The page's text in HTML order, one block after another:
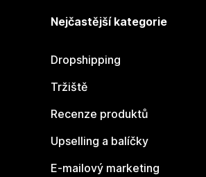
Nejčastější kategorie
Dropshipping
Tržiště
Recenze produktů
Upselling a balíčky
E-mailový marketing